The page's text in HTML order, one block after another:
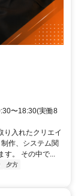
〜18:30(実働8
り入れたクリエイ
作、システム関
す。 その中で...
夕方